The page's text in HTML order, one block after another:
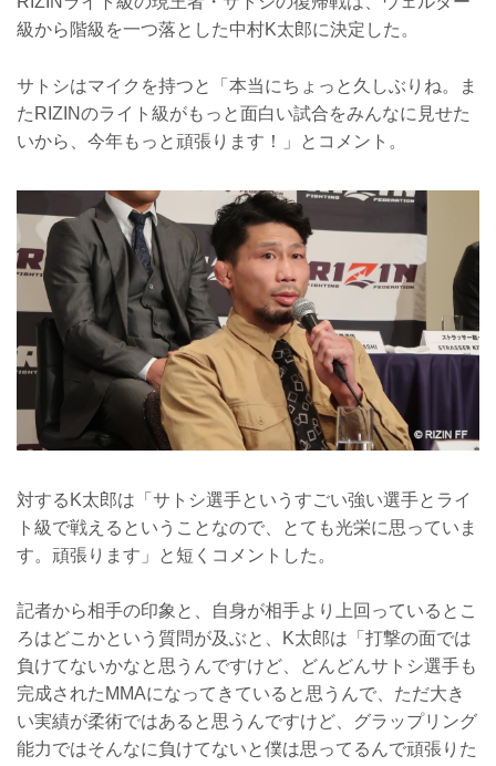
級から階級を一つ落とした中村K太郎に決定した。
サトシはマイクを持つと「本当にちょっと久しぶりね。ま
たRIZINのライト級がもっと面白い試合をみんなに見せた
いから、今年もっと頑張ります！」とコメント。
対するK太郎は「サトシ選手というすごい強い選手とライ
ト級で戦えるということなので、とても光栄に思っていま
す。頑張ります」と短くコメントした。
記者から相手の印象と、自身が相手より上回っているとこ
ろはどこかという質問が及ぶと、K太郎は「打撃の面では
負けてないかなと思うんですけど、どんどんサトシ選手も
完成されたMMAになってきていると思うんで、ただ大き
い実績が柔術ではあると思うんですけど、グラップリング
能力ではそんなに負けてないと僕は思ってるんで頑張りた